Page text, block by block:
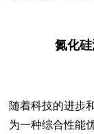
氮化
随着科技的进步
为一种综合性能